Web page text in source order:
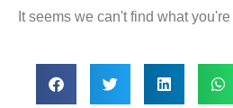
It seems we can't find what